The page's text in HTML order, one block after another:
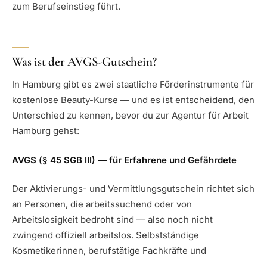
zum Berufseinstieg führt.
Was ist der AVGS-Gutschein?
In Hamburg gibt es zwei staatliche Förderinstrumente für
kostenlose Beauty-Kurse — und es ist entscheidend, den
Unterschied zu kennen, bevor du zur Agentur für Arbeit
Hamburg gehst:
AVGS (§ 45 SGB III) — für Erfahrene und Gefährdete
Der Aktivierungs- und Vermittlungsgutschein richtet sich
an Personen, die arbeitssuchend oder von
Arbeitslosigkeit bedroht sind — also noch nicht
zwingend offiziell arbeitslos. Selbstständige
Kosmetikerinnen, berufstätige Fachkräfte und